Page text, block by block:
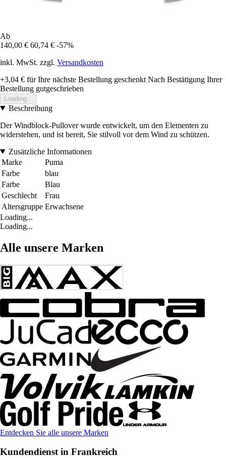
Ab
140,00 € 60,74 € -57%
inkl. MwSt. zzgl. Versandkosten
+3,04 € für Ihre nächste Bestellung geschenkt Nach Bestätigung Ihrer
Bestellung gutgeschrieben
Loading...
Beschreibung
Der Windblock-Pullover wurde entwickelt, um den Elementen zu
widerstehen, und ist bereit, Sie stilvoll vor dem Wind zu schützen.
Zusätzliche Informationen
Marke
Puma
Farbe
blau
Farbe
Blau
Geschlecht
Frau
Altersgruppe Erwachsene
Loading...
Loading...
Alle unsere Marken
Entdecken Sie alle unsere Marken
Kundendienst in Frankreich